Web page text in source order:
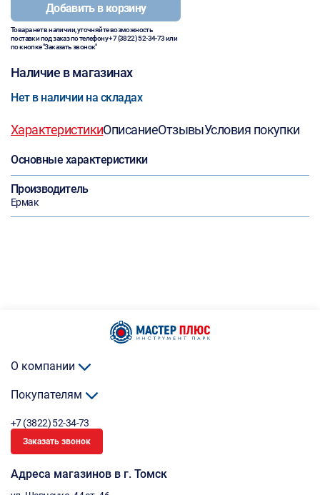
Добавить в корзину
Товара нет в наличии, уточняйте возможность
поставки под заказ по телефону+7 (3822) 52-34-73или
по кнопке "Заказать звонок"
Наличие в магазинах
Нет в наличии на складах
ХарактеристикиОписаниеОтзывыУсловия покупки
Основные характеристики
Производитель
Ермак
О компании
Покупателям
+7 (3822) 52-34-73
Заказать звонок
Адреса магазинов в г. Томск